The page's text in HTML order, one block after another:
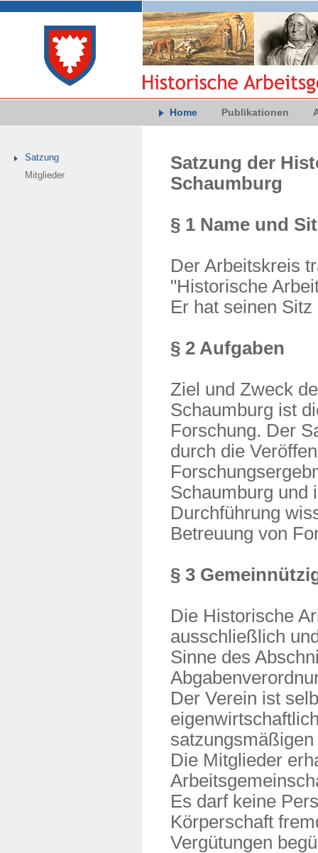
Home Publikationen
Satzung
Mitglieder
Satzung der
Schaumburg
§ 1 Name und
Der Arbeitskreis
"Historische
Er hat seinen
§ 2 Aufgaben
Ziel und Zweck
Schaumburg ist
Forschung. Der
durch die
Schaumburg und
Durchführung
Betreuung von
§ 3
Die Historische
ausschließlich
Sinne des
Der Verein ist
Die Mitglieder
Es darf keine
Körperschaft
Vergütungen